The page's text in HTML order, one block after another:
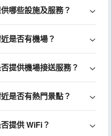
哪些設施及服務？
是否有機場？
提供機場接送服務？
是否有熱門景點？
提供 WiFi？